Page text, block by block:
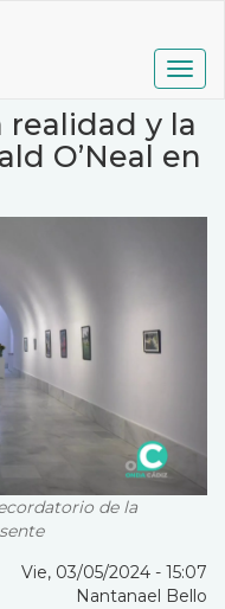
y la
O’Neal en
de la
Vie, 03/05/2024 - 15:07
Nantanael Bello